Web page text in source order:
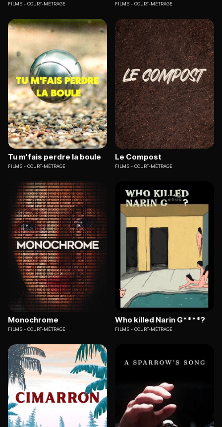
FILMS COURT-MÉTRAGE FILMS COURT-MÉTRAGE
Tu m'fais perdre la boule
FILMS COURT-MÉTRAGE
Le Compost
FILMS COURT-MÉTRAGE
Monochrome
FILMS COURT-MÉTRAGE
Who killed Narin G****?
FILMS COURT-MÉTRAGE